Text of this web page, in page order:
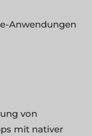
Anwendungen
von
mit nativer